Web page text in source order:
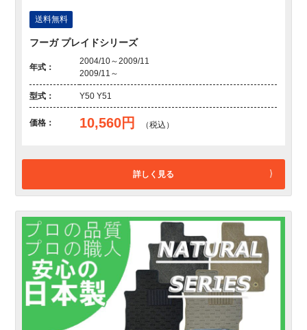
送料無料
フーガ プレイドシリーズ
年式：
2004/10～2009/11
2009/11～
型式： Y50 Y51
価格： 10,560円 （税込）
詳しく見る